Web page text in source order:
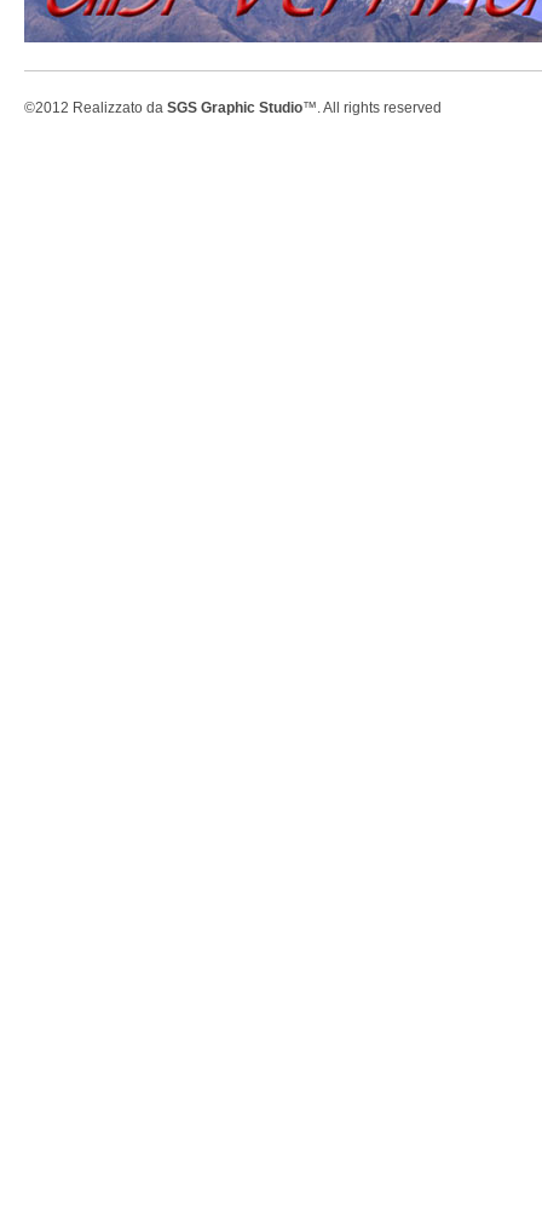
©2012 Realizzato da SGS Graphic Studio™. All rights reserved